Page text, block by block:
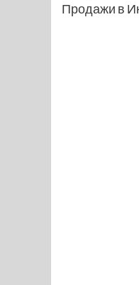
Продажи в